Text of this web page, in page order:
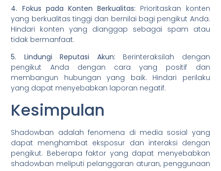
4. Fokus pada Konten Berkualitas: Prioritaskan konten
yang berkualitas tinggi dan bernilai bagi pengikut Anda.
Hindari konten yang dianggap sebagai spam atau
tidak bermanfaat.
5. Lindungi Reputasi Akun: Berinteraksilah dengan
pengikut Anda dengan cara yang positif dan
membangun hubungan yang baik. Hindari perilaku
yang dapat menyebabkan laporan negatif.
Kesimpulan
Shadowban adalah fenomena di media sosial yang
dapat menghambat eksposur dan interaksi dengan
pengikut. Beberapa faktor yang dapat menyebabkan
shadowban meliputi pelanggaran aturan, penggunaan